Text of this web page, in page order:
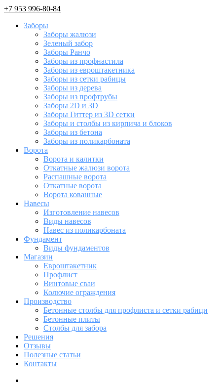
+7 953 996-80-84
Заборы
Заборы жалюзи
Зеленый забор
Заборы Ранчо
Заборы из профнастила
Заборы из евроштакетника
Заборы из сетки рабицы
Заборы из дерева
Заборы из профтрубы
Заборы 2D и 3D
Заборы Гиттер из 3D сетки
Заборы и столбы из кирпича и блоков
Заборы из бетона
Заборы из поликарбоната
Ворота
Ворота и калитки
Откатные жалюзи ворота
Распашные ворота
Откатные ворота
Ворота кованные
Навесы
Изготовление навесов
Виды навесов
Навес из поликарбоната
Фундамент
Виды фундаментов
Магазин
Евроштакетник
Профлист
Винтовые сваи
Колючие ограждения
Производство
Бетонные столбы для профлиста и сетки рабици
Бетонные плиты
Столбы для забора
Решения
Отзывы
Полезные статьи
Контакты